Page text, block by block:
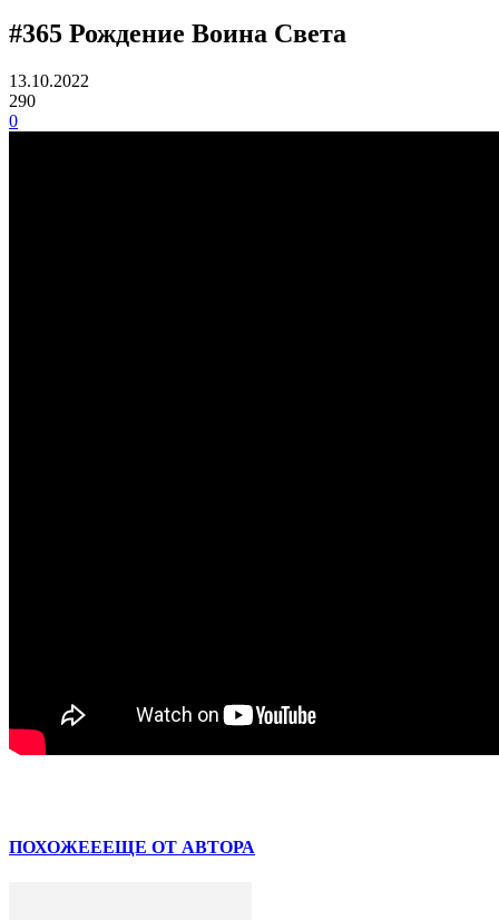
#365 Рождение Воина Света
13.10.2022
290
0
ПОХОЖЕЕЕЩЕ ОТ АВТОРА